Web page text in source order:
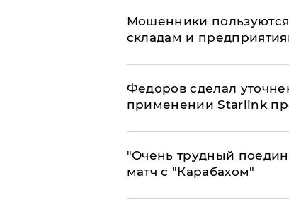
Мошенники
складам и
Федоров сделал
применении Starlink
"Очень трудный
матч с "Карабахом"